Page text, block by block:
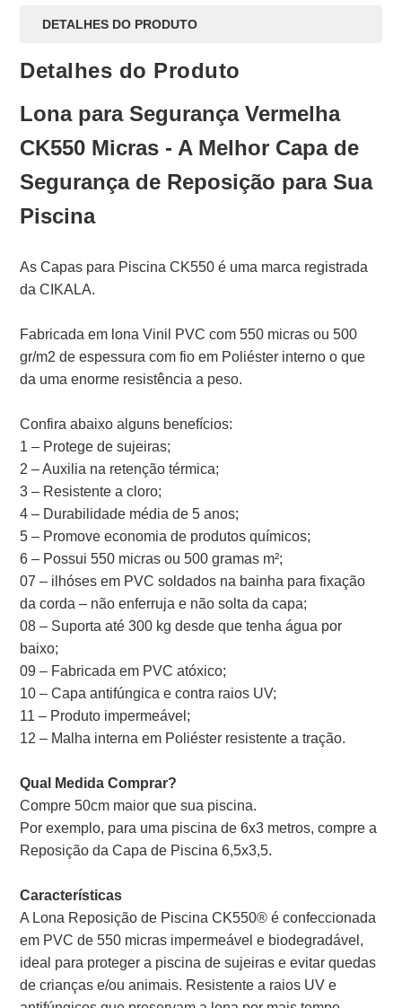
DETALHES DO PRODUTO
Detalhes do Produto
Lona para Segurança Vermelha
CK550 Micras - A Melhor Capa de
Segurança de Reposição para Sua
Piscina
As Capas para Piscina CK550 é uma marca registrada
da CIKALA.
Fabricada em lona Vinil PVC com 550 micras ou 500
gr/m2 de espessura com fio em Poliéster interno o que
da uma enorme resistência a peso.
Confira abaixo alguns benefícios:
1 – Protege de sujeiras;
2 – Auxilia na retenção térmica;
3 – Resistente a cloro;
4 – Durabilidade média de 5 anos;
5 – Promove economia de produtos químicos;
6 – Possui 550 micras ou 500 gramas m²;
07 – ilhóses em PVC soldados na bainha para fixação
da corda – não enferruja e não solta da capa;
08 – Suporta até 300 kg desde que tenha água por
baixo;
09 – Fabricada em PVC atóxico;
10 – Capa antifúngica e contra raios UV;
11 – Produto impermeável;
12 – Malha interna em Poliéster resistente a tração.
Qual Medida Comprar?
Compre 50cm maior que sua piscina.
Por exemplo, para uma piscina de 6x3 metros, compre a
Reposição da Capa de Piscina 6,5x3,5.
Características
A Lona Reposição de Piscina CK550® é confeccionada
em PVC de 550 micras impermeável e biodegradável,
ideal para proteger a piscina de sujeiras e evitar quedas
de crianças e/ou animais. Resistente a raios UV e